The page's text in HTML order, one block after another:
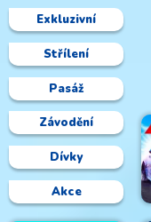
Exkluzivní
Střílení
Pasáž
Závodění
Dívky
Akce
Metal Black Wars